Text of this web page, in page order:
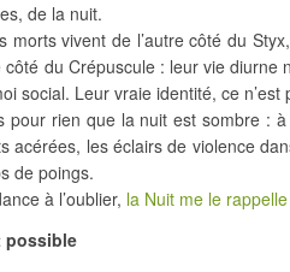
de la nuit.
morts vivent de l’autre côté du
côté du Crépuscule : leur vie diurne
social. Leur vraie identité, ce n’est
pour rien que la nuit est sombre :
acérées, les éclairs de violence
de poings.
à l’oublier, la Nuit me le
possible